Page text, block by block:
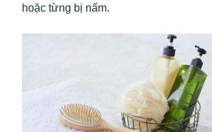
hoặc từng bị nấm.